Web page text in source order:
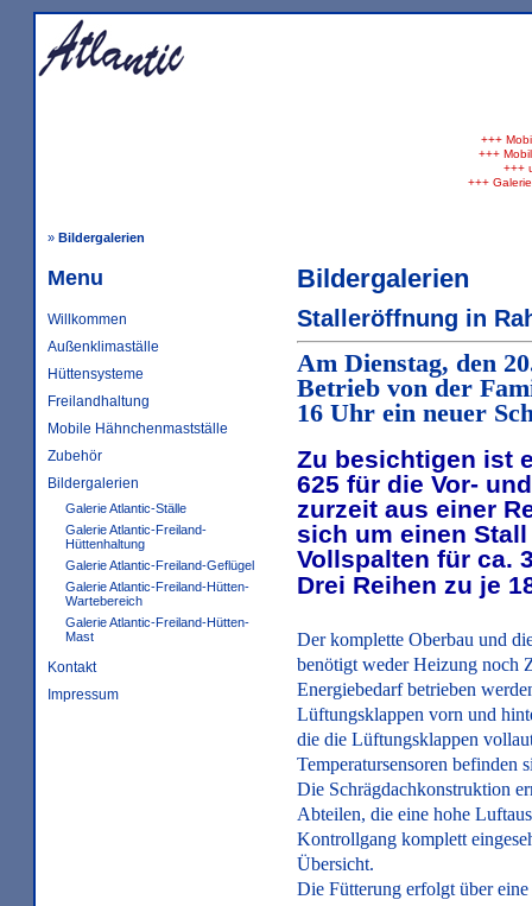
+++
+++
+++
+++Galerie
» Bildergalerien
Menu
Willkommen
Außenklimaställe
Hüttensysteme
Freilandhaltung
Mobile Hähnchenmastställe
Zubehör
Bildergalerien
Galerie Atlantic-Ställe
Galerie Atlantic-Freiland-
Hüttenhaltung
Galerie Atlantic-Freiland-Geflügel
Galerie Atlantic-Freiland-Hütten-
Wartebereich
Galerie Atlantic-Freiland-Hütten-
Mast
Kontakt
Impressum
Bildergalerien
Stalleröffnung in
Am Dienstag, den
Betrieb von der
16 Uhr ein neuer
Zu besichtigen ist
625 für die Vor-
zurzeit aus einer
sich um einen
Vollspalten für ca.
Drei Reihen zu je
Der komplette Oberbau und
benötigt weder Heizung noch
Energiebedarf betrieben
Lüftungsklappen vorn und
die die Lüftungsklappen
Temperatursensoren befinden
Die Schrägdachkonstruktion
Abteilen, die eine hohe
Kontrollgang komplett
Übersicht.
Die Fütterung erfolgt über